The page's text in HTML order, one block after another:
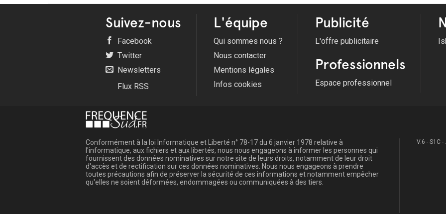
Suivez-nous
Facebook
Twitter
Newsletters
Flux RSS
L'équipe
Qui sommes nous ?
Nous contacter
Mentions légales
Infos cookies
Publicité
L'offre publicitaire
Professionnels
Espace professionnel
Conformément à la loi Informatique et Liberté n° 78-17 du 6 janvier 1978 relative à
l'informatique, aux fichiers et aux libertés, nous nous engageons à informer les personnes qui
fournissent des données nominatives sur notre site de leurs droits, notamment de leur droit
d'accès et de rectification sur ces données nominatives. Nous nous engageons à prendre
toutes précautions afin de préserver la sécurité de ces informations et notamment empêcher
qu'elles ne soient déformées, endommagées ou communiquées à des tiers.
V.6 - S1C